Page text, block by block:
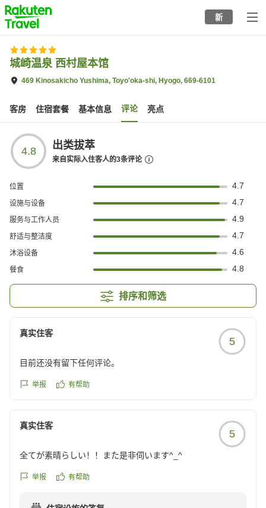
to
top
page
新
城崎温泉 西村屋本馆
469 Kinosakicho Yushima, Toyo'oka-shi, Hyogo, 669-6101
客房 住宿套餐 基本信息 评论 亮点
4.8 出类拔萃
来自实际入住客人的3条评论
位置 4.7
设施与设备 4.7
服务与工作人员 4.9
舒适与整洁度 4.7
沐浴设备 4.6
餐食 4.8
排序和筛选
真实住客
5
目前还没有留下任何评论。
举报 有帮助
真实住客
5
全てが素晴らしい！！また是非伺います^_^
举报 有帮助